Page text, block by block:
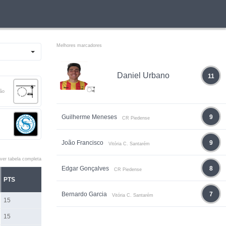
ver tabela completa
PTS
15
15
Melhores marcadores
Daniel Urbano 11
Guilherme Meneses CR Piedense 9
João Francisco Vitória C. Santarém 9
Edgar Gonçalves CR Piedense 8
Bernardo Garcia Vitória C. Santarém 7